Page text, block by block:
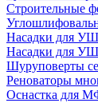
Строительные
Насадки для
Насадки для
Шуруповерты
Реноваторы
Оснастка для